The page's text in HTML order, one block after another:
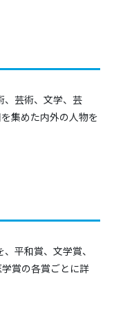
、芸術、文学、芸
集めた内外の人物を
平和賞、文学賞、
賞の各賞ごとに詳